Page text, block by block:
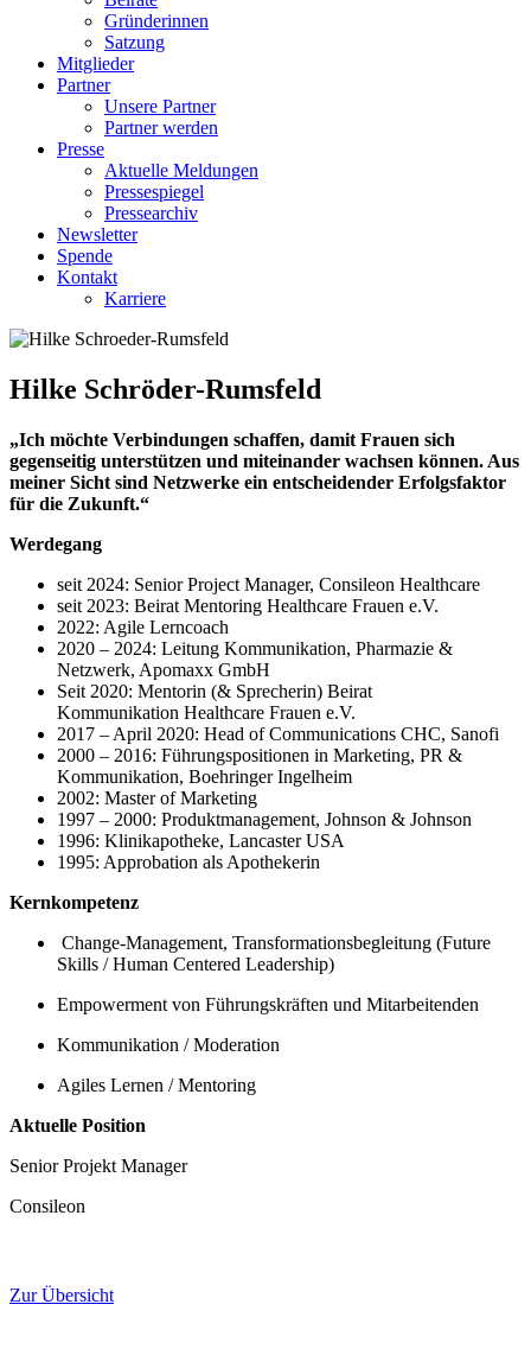
Gründerinnen
Satzung
Mitglieder
Partner
Unsere Partner
Partner werden
Presse
Aktuelle Meldungen
Pressespiegel
Pressearchiv
Newsletter
Spende
Kontakt
Karriere
Hilke Schröder-Rumsfeld
„Ich möchte Verbindungen schaffen, damit Frauen sich
gegenseitig unterstützen und miteinander wachsen können. Aus
meiner Sicht sind Netzwerke ein entscheidender Erfolgsfaktor
für die Zukunft.“
Werdegang
seit 2024: Senior Project Manager, Consileon Healthcare
seit 2023: Beirat Mentoring Healthcare Frauen e.V.
2022: Agile Lerncoach
2020 – 2024: Leitung Kommunikation, Pharmazie &
Netzwerk, Apomaxx GmbH
Seit 2020: Mentorin (& Sprecherin) Beirat
Kommunikation Healthcare Frauen e.V.
2017 – April 2020: Head of Communications CHC, Sanofi
2000 – 2016: Führungspositionen in Marketing, PR &
Kommunikation, Boehringer Ingelheim
2002: Master of Marketing
1997 – 2000: Produktmanagement, Johnson & Johnson
1996: Klinikapotheke, Lancaster USA
1995: Approbation als Apothekerin
Kernkompetenz
Change-Management, Transformationsbegleitung (Future
Skills / Human Centered Leadership)
Empowerment von Führungskräften und Mitarbeitenden
Kommunikation / Moderation
Agiles Lernen / Mentoring
Aktuelle Position
Senior Projekt Manager
Consileon
Zur Übersicht